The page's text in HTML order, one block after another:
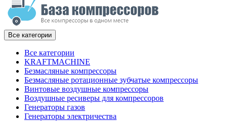
Все категории
Все категории
KRAFTMACHINE
Безмасляные компрессоры
Безмасляные ротационные зубчатые компрессоры
Винтовые воздушные компрессоры
Воздушные ресиверы для компрессоров
Генераторы газов
Генераторы электричества